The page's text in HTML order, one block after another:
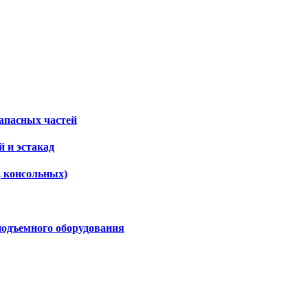
частей
и эстакад
консольных)
оборудования